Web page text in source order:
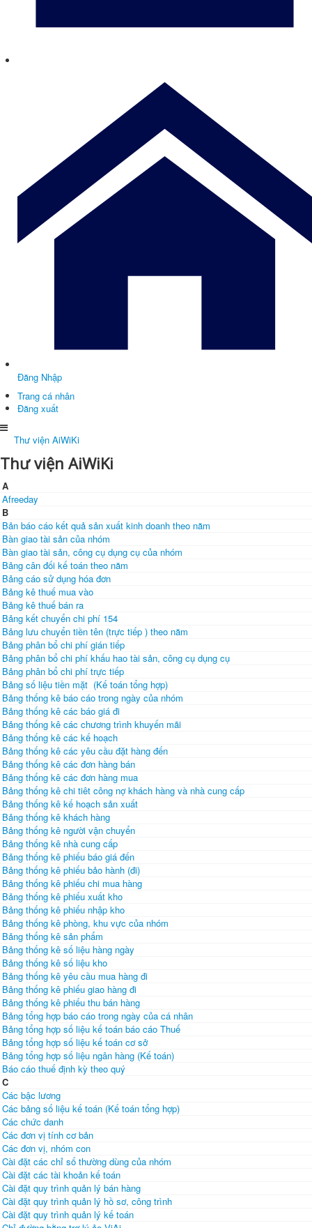
Đăng Nhập
Trang cá nhân
Đăng xuất
Thư viện AiWiKi
Thư viện AiWiKi
A
Afreeday
B
Bản báo cáo kết quả sản xuất kinh doanh theo năm
Bàn giao tài sản của nhóm
Bàn giao tài sản, công cụ dụng cụ của nhóm
Bảng cân đối kế toán theo năm
Bảng cáo sử dụng hóa đơn
Bảng kê thuế mua vào
Bảng kê thuế bán ra
Bảng kết chuyển chi phí 154
Bảng lưu chuyển tiền tên (trực tiếp ) theo năm
Bảng phân bổ chi phí gián tiếp
Bảng phân bổ chi phí khấu hao tài sản, công cụ dụng cụ
Bảng phân bổ chi phí trực tiếp
Bảng số liệu tiền mặt (Kế toán tổng hợp)
Bảng thống kê báo cáo trong ngày của nhóm
Bảng thống kê các báo giá đi
Bảng thống kê các chương trình khuyến mãi
Bảng thống kê các kế hoạch
Bảng thống kê các yêu cầu đặt hàng đến
Bảng thống kê các đơn hàng bán
Bảng thống kê các đơn hàng mua
Bảng thống kê chi tiêt công nợ khách hàng và nhà cung cấp
Bảng thống kê kế hoạch sản xuất
Bảng thống kê khách hàng
Bảng thống kê người vận chuyển
Bảng thống kê nhà cung cấp
Bảng thống kê phiếu báo giá đến
Bảng thống kê phiếu bảo hành (đi)
Bảng thống kê phiếu chi mua hàng
Bảng thống kê phiếu xuất kho
Bảng thống kê phiếu nhập kho
Bảng thống kê phòng, khu vực của nhóm
Bảng thống kê sản phẩm
Bảng thống kê số liệu hàng ngày
Bảng thống kê số liệu kho
Bảng thống kê yêu cầu mua hàng đi
Bảng thống kê phiếu giao hàng đi
Bảng thống kê phiếu thu bán hàng
Bảng tổng hợp báo cáo trong ngày của cá nhân
Bảng tổng hợp số liệu kế toán báo cáo Thuế
Bảng tổng hợp số liệu kế toán cơ sở
Bảng tổng hợp số liệu ngân hàng (Kế toán)
Báo cáo thuế định kỳ theo quý
C
Các bậc lương
Các bảng số liệu kế toán (Kế toán tổng hợp)
Các chức danh
Các đơn vị tính cơ bản
Các đơn vị, nhóm con
Cài đặt các chỉ số thường dùng của nhóm
Cài đặt các tài khoản kế toán
Cài đặt quy trình quản lý bán hàng
Cài đặt quy trình quản lý hồ sơ, công trình
Cài đặt quy trình quản lý kế toán